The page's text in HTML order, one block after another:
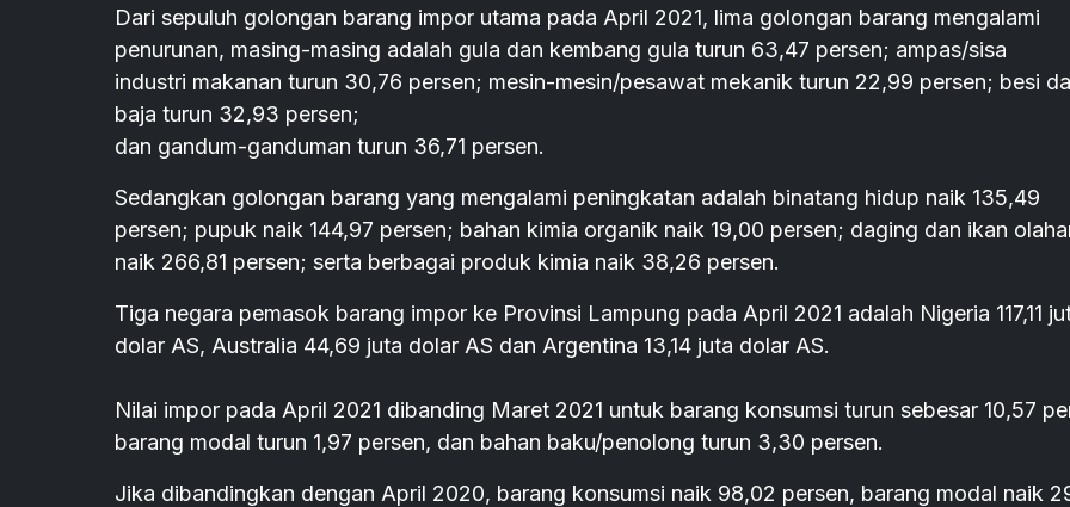
Dari sepuluh golongan barang impor utama pada April 2021, lima golongan barang mengalami
penurunan, masing-masing adalah gula dan kembang gula turun 63,47 persen; ampas/sisa
industri makanan turun 30,76 persen; mesin-mesin/pesawat mekanik turun 22,99 persen; besi
baja turun 32,93 persen;
dan gandum-ganduman turun 36,71 persen.
Sedangkan golongan barang yang mengalami peningkatan adalah binatang hidup naik 135,49
persen; pupuk naik 144,97 persen; bahan kimia organik naik 19,00 persen; daging dan ikan
naik 266,81 persen; serta berbagai produk kimia naik 38,26 persen.
Tiga negara pemasok barang impor ke Provinsi Lampung pada April 2021 adalah Nigeria 117,11
dolar AS, Australia 44,69 juta dolar AS dan Argentina 13,14 juta dolar AS.
Nilai impor pada April 2021 dibanding Maret 2021 untuk barang konsumsi turun sebesar 10,57
barang modal turun 1,97 persen, dan bahan baku/penolong turun 3,30 persen.
Jika dibandingkan dengan April 2020, barang konsumsi naik 98,02 persen, barang modal naik